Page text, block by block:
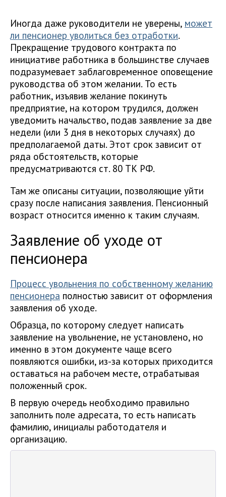
Иногда даже руководители не уверены, может
ли пенсионер уволиться без отработки.
Прекращение трудового контракта по
инициативе работника в большинстве случаев
подразумевает заблаговременное оповещение
руководства об этом желании. То есть
работник, изъявив желание покинуть
предприятие, на котором трудился, должен
уведомить начальство, подав заявление за две
недели (или 3 дня в некоторых случаях) до
предполагаемой даты. Этот срок зависит от
ряда обстоятельств, которые
предусматриваются ст. 80 ТК РФ.
Там же описаны ситуации, позволяющие уйти
сразу после написания заявления. Пенсионный
возраст относится именно к таким случаям.
Заявление об уходе от
пенсионера
Процесс увольнения по собственному желанию
пенсионера полностью зависит от оформления
заявления об уходе.
Образца, по которому следует написать
заявление на увольнение, не установлено, но
именно в этом документе чаще всего
появляются ошибки, из-за которых приходится
оставаться на рабочем месте, отрабатывая
положенный срок.
В первую очередь необходимо правильно
заполнить поле адресата, то есть написать
фамилию, инициалы работодателя и
организацию.